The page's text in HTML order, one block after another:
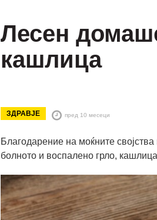
Лесен
кашлица
ЗДРАВЈЕ пред 10 месеци
Благодарение на моќните
болното и воспалено грло,